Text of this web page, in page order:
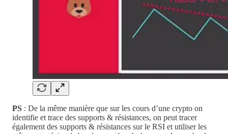
PS : De la même manière que sur les cours d’une crypto on
identifie et trace des supports & résistances, on peut tracer
également des supports & résistances sur le RSI et utiliser les